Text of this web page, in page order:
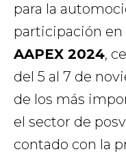
para la
participación en
AAPEX 2024,
del 5 al 7 de
de los más
el sector de
contado con la